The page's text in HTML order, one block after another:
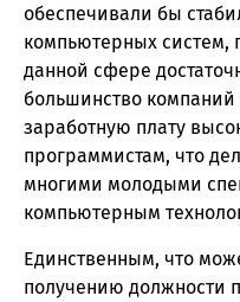
обеспечивали бы
компьютерных систем,
данной сфере
большинство
заработную плату
программистам, что
многими молодыми
компьютерным
Единственным, что
получению должности